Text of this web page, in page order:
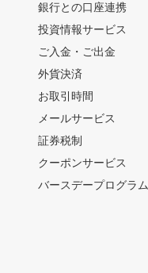
銀行との口座連携
投資情報サービス
ご入金・ご出金
外貨決済
お取引時間
メールサービス
証券税制
クーポンサービス
バースデープログラム